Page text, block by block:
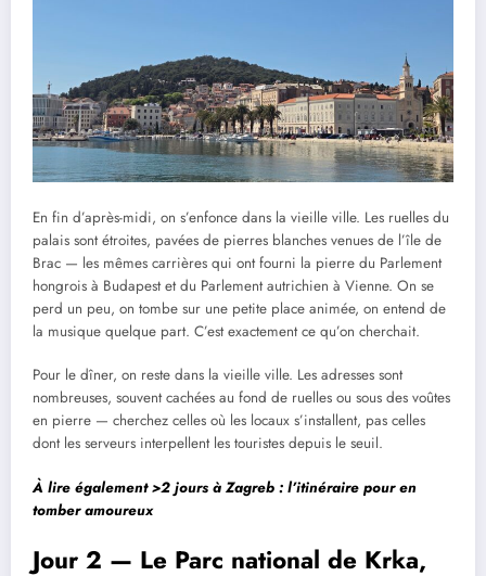
En fin d’après-midi, on s’enfonce dans la vieille ville. Les ruelles du
palais sont étroites, pavées de pierres blanches venues de l’île de
Brac — les mêmes carrières qui ont fourni la pierre du Parlement
hongrois à Budapest et du Parlement autrichien à Vienne. On se
perd un peu, on tombe sur une petite place animée, on entend de
la musique quelque part. C’est exactement ce qu’on cherchait.
Pour le dîner, on reste dans la vieille ville. Les adresses sont
nombreuses, souvent cachées au fond de ruelles ou sous des voûtes
en pierre — cherchez celles où les locaux s’installent, pas celles
dont les serveurs interpellent les touristes depuis le seuil.
À lire également >2 jours à Zagreb : l’itinéraire pour en
tomber amoureux
Jour 2 — Le Parc national de Krka,